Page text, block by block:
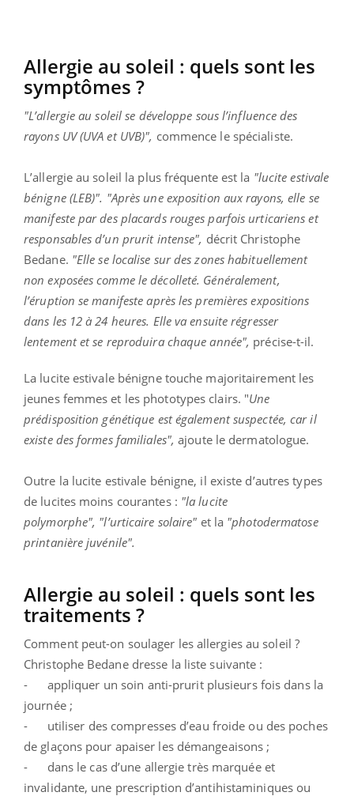
Allergie au soleil : quels sont les
symptômes ?
"L’allergie au soleil se développe sous l’influence des
rayons UV (UVA et UVB)", commence le spécialiste.
L’allergie au soleil la plus fréquente est la "lucite estivale
bénigne (LEB)". "Après une exposition aux rayons, elle se
manifeste par des placards rouges parfois urticariens et
responsables d’un prurit intense", décrit Christophe
Bedane. "Elle se localise sur des zones habituellement
non exposées comme le décolleté. Généralement,
l’éruption se manifeste après les premières expositions
dans les 12 à 24 heures. Elle va ensuite régresser
lentement et se reproduira chaque année", précise-t-il.
La lucite estivale bénigne touche majoritairement les
jeunes femmes et les phototypes clairs. "Une
prédisposition génétique est également suspectée, car il
existe des formes familiales", ajoute le dermatologue.
Outre la lucite estivale bénigne, il existe d’autres types
de lucites moins courantes : "la lucite
polymorphe", "l’urticaire solaire" et la "photodermatose
printanière juvénile".
Allergie au soleil : quels sont les
traitements ?
Comment peut-on soulager les allergies au soleil ?
Christophe Bedane dresse la liste suivante :
- appliquer un soin anti-prurit plusieurs fois dans la
journée ;
- utiliser des compresses d’eau froide ou des poches
de glaçons pour apaiser les démangeaisons ;
- dans le cas d’une allergie très marquée et
invalidante, une prescription d’antihistaminiques ou